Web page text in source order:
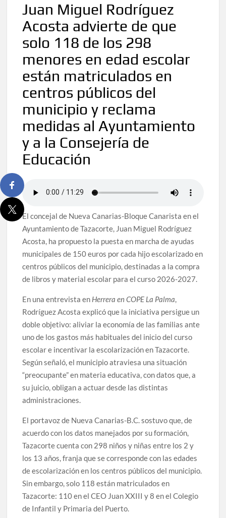
Juan Miguel Rodríguez
Acosta advierte de que
solo 118 de los 298
menores en edad escolar
están matriculados en
centros públicos del
municipio y reclama
medidas al Ayuntamiento
y a la Consejería de
Educación
El concejal de Nueva Canarias-Bloque Canarista en el
Ayuntamiento de Tazacorte, Juan Miguel Rodríguez
Acosta, ha propuesto la puesta en marcha de ayudas
municipales de 150 euros por cada hijo escolarizado en
centros públicos del municipio, destinadas a la compra
de libros y material escolar para el curso 2026-2027.
En una entrevista en Herrera en COPE La Palma,
Rodríguez Acosta explicó que la iniciativa persigue un
doble objetivo: aliviar la economía de las familias ante
uno de los gastos más habituales del inicio del curso
escolar e incentivar la escolarización en Tazacorte.
Según señaló, el municipio atraviesa una situación
“preocupante” en materia educativa, con datos que, a
su juicio, obligan a actuar desde las distintas
administraciones.
El portavoz de Nueva Canarias-B.C. sostuvo que, de
acuerdo con los datos manejados por su formación,
Tazacorte cuenta con 298 niños y niñas entre los 2 y
los 13 años, franja que se corresponde con las edades
de escolarización en los centros públicos del municipio.
Sin embargo, solo 118 están matriculados en
Tazacorte: 110 en el CEO Juan XXIII y 8 en el Colegio
de Infantil y Primaria del Puerto.